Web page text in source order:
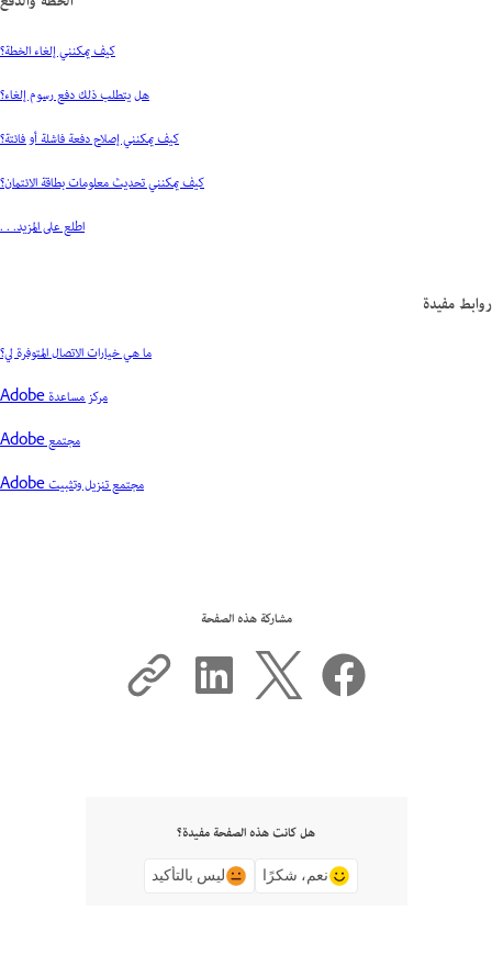
كيف يمكنني إلغاء الخطة؟
هل يتطلب ذلك دفع رسوم إلغاء؟
كيف يمكنني إصلاح دفعة فاشلة أو فائتة؟
كيف يمكنني تحديث معلومات بطاقة الائتمان؟
اطلع على المزيد. . .
روابط مفيدة
ما هي خيارات الاتصال المتوفرة لي؟
مركز مساعدة Adobe
مجتمع Adobe
مجتمع تنزيل وتثبيت Adobe
مشاركة هذه الصفحة
هل كانت هذه الصفحة مفيدة؟
نعم، شكرًا ليس بالتأكيد